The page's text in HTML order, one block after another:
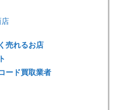
売れるお店
ード買取業者